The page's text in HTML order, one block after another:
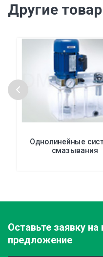
Другие
Однолинейные
смазывания
Оставьте заявку на
предложение